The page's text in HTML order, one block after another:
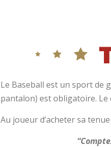
Le Baseball est un sport de
pantalon) est obligatoire.
Au joueur d’acheter sa